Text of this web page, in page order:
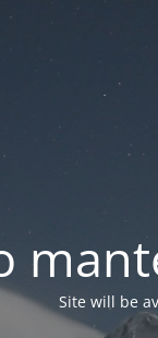
Site will be